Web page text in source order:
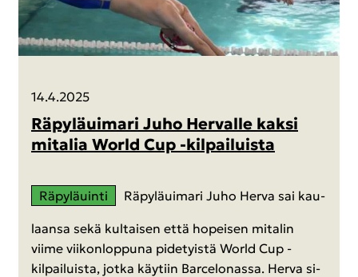
14.4.2025
Rä­py­lä­ui­ma­ri Juho Her­val­le kaksi
mi­ta­lia World Cup -​kilpailuista
Rä­py­lä­uin­ti Rä­py­lä­ui­ma­ri Juho Herva sai kau­
laan­sa sekä kul­tai­sen että ho­pei­sen mi­ta­lin
viime vii­kon­lop­pu­na pi­de­tyis­tä World Cup -​
kilpailuista, jotka käy­tiin Barce­lo­nas­sa. Herva si­